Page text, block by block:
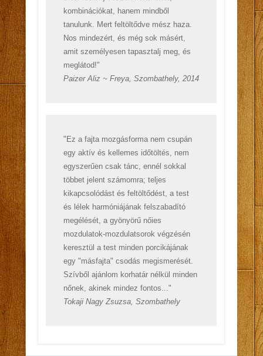
kombinációkat, hanem mindből
tanulunk. Mert feltöltődve mész haza.
Nos mindezért, és még sok másért,
amit személyesen tapasztalj meg, és
meglátod!"
Paizer Aliz ~ Freya, Szombathely, 2014
"Ez a fajta mozgásforma nem csupán
egy aktív és kellemes időtöltés, nem
egyszerűen csak tánc, ennél sokkal
többet jelent számomra; teljes
kikapcsolódást és feltöltődést, a test
és lélek harmóniájának felszabadító
megélését, a gyönyörű nőies
mozdulatok-mozdulatsorok végzésén
keresztül a test minden porcikájának
egy "másfajta" csodás megismerését.
Szívből ajánlom korhatár nélkül minden
nőnek, akinek mindez fontos..."
Tokaji Nagy Zsuzsa, Szombathely